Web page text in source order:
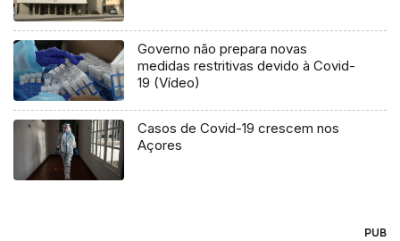
Governo não prepara novas
medidas restritivas devido à Covid-
19 (Vídeo)
Casos de Covid-19 crescem nos
Açores
PUB